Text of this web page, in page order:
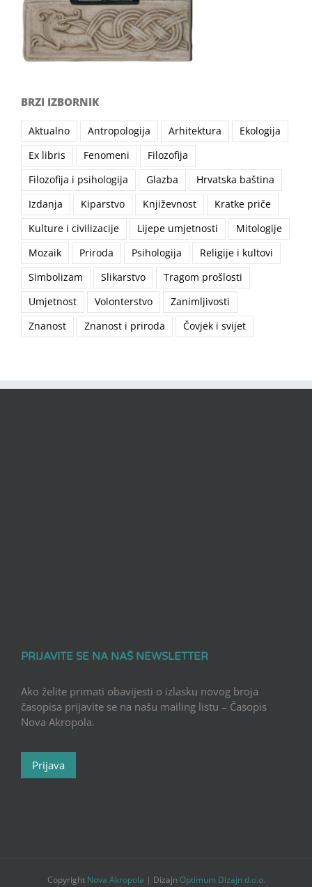
BRZI IZBORNIK
Aktualno Antropologija Arhitektura
Ekologija
Ex libris
Fenomeni
Filozofija
Filozofija i psihologija
Glazba
Hrvatska baština
Izdanja
Kiparstvo Književnost
Kratke priče
Kulture i civilizacije
Lijepe umjetnosti
Mitologije
Mozaik
Priroda Psihologija
Religije i kultovi
Simbolizam
Slikarstvo
Tragom prošlosti
Umjetnost
Volonterstvo
Zanimljivosti
Znanost
Znanost i priroda Čovjek i svijet
PRIJAVITE SE NA NAŠ NEWSLETTER
Ako želite primati obavijesti o izlasku novog broja
časopisa prijavite se na našu mailing listu – Časopis
Nova Akropola.
Prijava
Copyright Nova Akropola | Dizajn Optimum Dizajn d.o.o.